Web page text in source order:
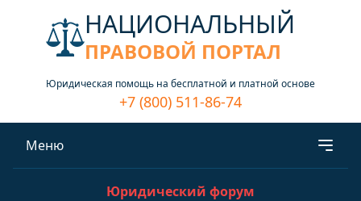
НАЦИОНАЛЬНЫЙ
ПРАВОВОЙ ПОРТАЛ
Юридическая помощь на бесплатной и платной основе
+7 (800) 511-86-74
Меню
Юридический форум